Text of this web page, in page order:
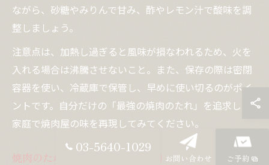
ながら、砂糖やみりんで甘み、酢やレモン汁で酸味を調
整しましょう。
注意点は、加熱し過ぎると風味が損なわれるため、火を
入れる場合は沸騰させないこと。また、保存の際は密閉
容器を使い、冷蔵庫で保管し、早めに使い切るのがポイ
ントです。自分だけの「最強の焼肉のたれ」を追求し、
家庭で焼肉屋の味を再現してみてください。
焼肉のたれ絶品レシピで家庭が変わる
03-5640-1029
お問い合わせ ご予約